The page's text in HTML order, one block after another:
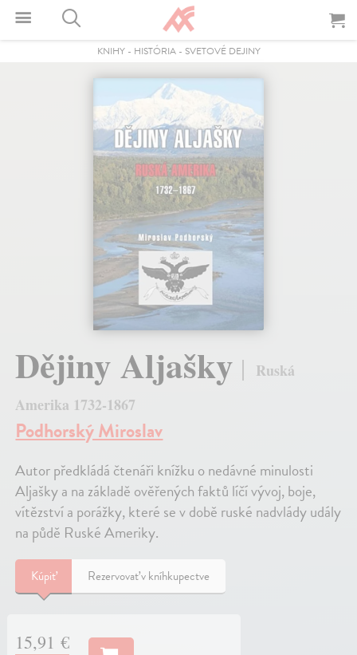
KNIHY- HISTÓRIA- SVETOVÉ DEJINY
Dějiny Aljašky
Ruská
Amerika 1732-1867
Podhorský Miroslav
Autor předkládá čtenáři knížku o nedávné minulosti
Aljašky a na základě ověřených faktů líčí vývoj, boje,
vítězství a porážky, které se v době ruské nadvlády udály
na půdě Ruské Ameriky.
Kúpiť Rezervovať v kníhkupectve
15,91 €